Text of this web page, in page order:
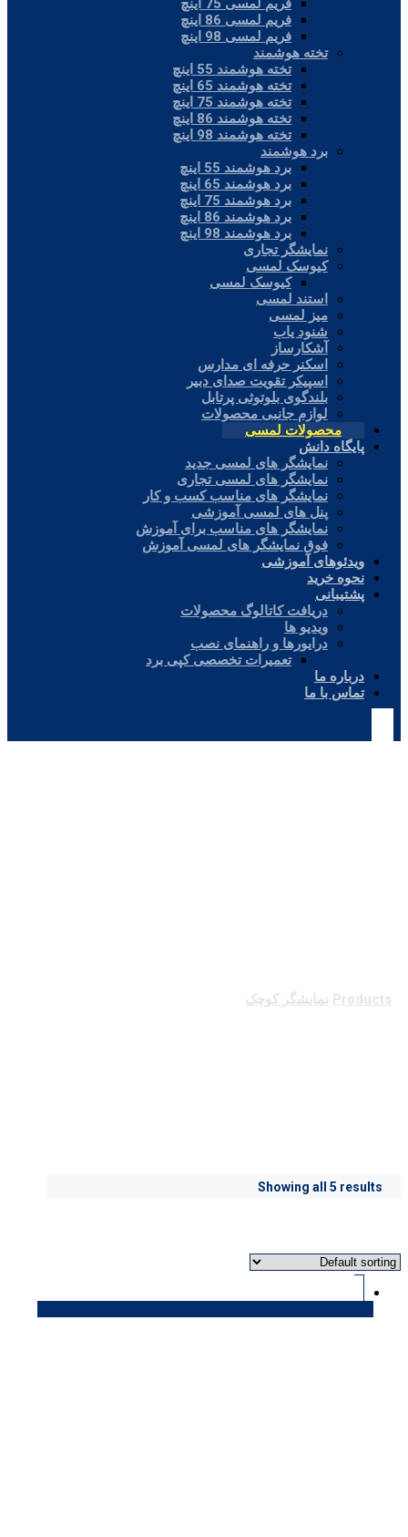
فریم لمسی 75 اینچ
فریم لمسی 86 اینچ
فریم لمسی 98 اینچ
تخته هوشمند
تخته هوشمند 55 اینچ
تخته هوشمند 65 اینچ
تخته هوشمند 75 اینچ
تخته هوشمند 86 اینچ
تخته هوشمند 98 اینچ
برد هوشمند
برد هوشمند 55 اینچ
برد هوشمند 65 اینچ
برد هوشمند 75 اینچ
برد هوشمند 86 اینچ
برد هوشمند 98 اینچ
نمایشگر تجاری
کیوسک لمسی
کیوسک لمسی
استند لمسی
میز لمسی
شنود یاب
آشکارساز
اسکنر حرفه ای مدارس
اسپیکر تقویت صدای دبیر
بلندگوی بلوتوثی پرتابل
لوازم جانبی محصولات
محصولات لمسی
پایگاه دانش
نمایشگر های لمسی جدید
نمایشگر های لمسی تجاری
نمایشگر های مناسب کسب و کار
پنل های لمسی آموزشی
نمایشگر های مناسب برای آموزش
فوق نمایشگر های لمسی آموزش
ویدئوهای آموزشی
نحوه خرید
پشتیبانی
دریافت کاتالوگ محصولات
ویدیو ها
درایورها و راهنمای نصب
تعمیرات تخصصی کپی برد
درباره ما
تماس با ما
Products نمایشگر کوچک
Showing all 5 results